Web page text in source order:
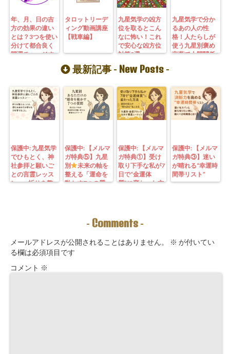
年、月、日の吉
方の効果の違い
とは？3つを使い
分けて都合良く
開運チャージす
タロットリーデ
ィング動画講座
【戦車編】
九星気学の凶方
位を取るとこん
なに怖い！これ
で安心な凶方位
対策5選
九星気学で分か
るあの人の性
格！人たらしが
使う九星別褒め
言葉で人間関係
最新記事 - New Posts -
保護中: 九星気学
でひもとく、神
社参拝と願いご
との言霊レッス
ン—— 祈りを整
保護中: 【メルマ
ガ特典⑤】九星
別
未来の軸を
整える「運命を
動かす7つの質
ーチングできま
保護中: 【メルマ
ガ特典①】受け
取り下手な私が7
日で“金運体
質”に変わった方
九星別・金運ブ
ロックを外す開
保護中: 【メルマ
ガ特典③】迷い
が晴れる“幸運時
間帯リスト”
- Comments -
メールアドレスが公開されることはありません。 ※ が付いてい
る欄は必須項目です
コメント ※